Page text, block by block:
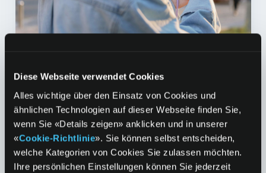
Diese Webseite verwendet Cookies
Alles wichtige über den Einsatz von Cookies und
ähnlichen Technologien auf dieser Webseite finden Sie,
wenn Sie «Details zeigen» anklicken und in unserer
«Cookie-Richtlinie». Sie können selbst entscheiden,
welche Kategorien von Cookies Sie zulassen möchten.
Ihre persönlichen Einstellungen können Sie jederzeit
Nutze die k kiosk App
%-Coupons, Stempelkarten und Specials
bietet dir die App. Und mit ihr punktest du
auch bei jedem Einkauf (Prämienshop).